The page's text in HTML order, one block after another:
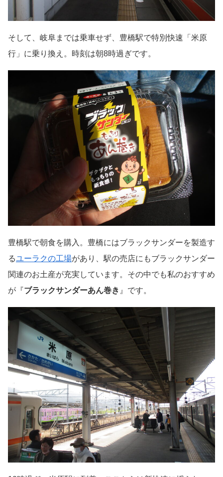
そして、岐阜までは乗車せず、豊橋駅で特別快速「米原
行」に乗り換え。時刻は朝8時過ぎです。
豊橋駅で朝食を購入。豊橋にはブラックサンダーを製造す
るユーラクの工場があり、駅の売店にもブラックサンダー
関連のお土産が充実しています。その中でも私のおすすめ
が『ブラックサンダーあん巻き 』です。